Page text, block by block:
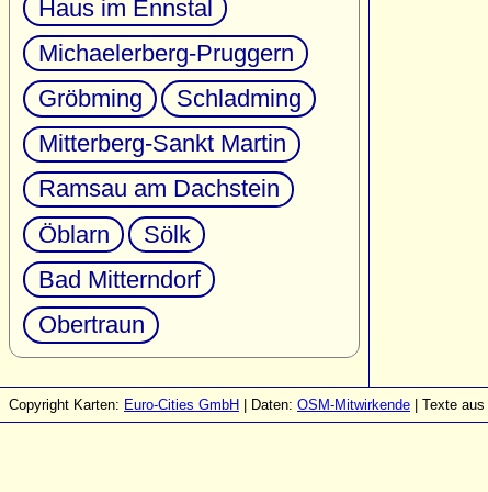
Haus im Ennstal
Michaelerberg-Pruggern
Gröbming
Schladming
Mitterberg-Sankt Martin
Ramsau am Dachstein
Öblarn
Sölk
Bad Mitterndorf
Obertraun
Copyright Karten: Euro-Cities GmbH | Daten: OSM-Mitwirkende | Texte aus